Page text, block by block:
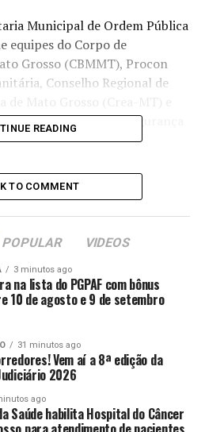
Municipal de Ordem Pública
equipes do Corpo de
Grosso (CBMMT), Procon
Conselho Regional de
Urbana e Segurança
as ações de fiscalização em
licenciados e também
denunciados por
disponibilizada para o
. De acordo com a
Juliana Palhares, nos casos
irregularidades graves ou
a interdição será
verificados estão a
os alvarás de localização
sanitário, o licenciamento
READING
TO COMMENT
POPULAR VIDEOS
3 minutos ago
na lista do PGPAF com bônus
10 de agosto e 9 de setembro
31 minutos ago
Vem aí a 8ª edição da
2026
ago
Saúde habilita Hospital do Câncer